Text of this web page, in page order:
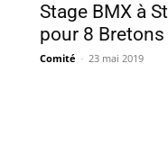
Stage BMX à
pour 8 Bretons
Comité - 23 mai 2019